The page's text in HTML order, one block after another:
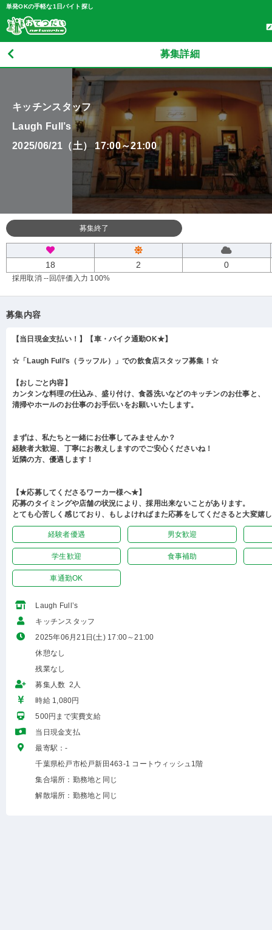
単発OKの手軽な1日バイト探し
募集詳細
キッチンスタッフ
Laugh Full’s
2025/06/21（土） 17:00～21:00
募集終了
18 2 0
採用取消 --回/評価入力 100%
募集内容
【当日現金支払い！】【車・バイク通勤OK★】
☆「Laugh Full’s（ラッフル）」での飲食店スタッフ募集！☆
【おしごと内容】
カンタンな料理の仕込み、盛り付け、食器洗いなどのキッチンのお仕事と、
清掃やホールのお仕事のお手伝いをお願いいたします。
まずは、私たちと一緒にお仕事してみませんか？
経験者大歓迎、丁寧にお教えしますのでご安心くださいね！
近隣の方、優遇します！
【★応募してくださるワーカー様へ★】
応募のタイミングや店舗の状況により、採用出来ないことがあります。
とても心苦しく感じており、もしよければまた応募をしてくださると大変嬉
経験者優遇 男女歓迎
学生歓迎 食事補助
車通勤OK
Laugh Full’s
キッチンスタッフ
2025年06月21日(土) 17:00～21:00
休憩なし
残業なし
募集人数 2人
時給 1,080円
500円まで実費支給
当日現金支払
最寄駅：-
千葉県松戸市松戸新田463-1 コートウィッシュ1階
集合場所：勤務地と同じ
解散場所：勤務地と同じ